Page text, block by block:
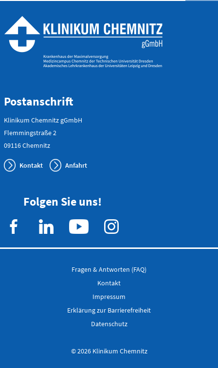
Postanschrift
Klinikum Chemnitz gGmbH
Flemmingstraße 2
09116 Chemnitz
Kontakt Anfahrt
Folgen Sie uns!
Fragen & Antworten (FAQ)
Kontakt
Impressum
Erklärung zur Barrierefreiheit
Datenschutz
© 2026 Klinikum Chemnitz